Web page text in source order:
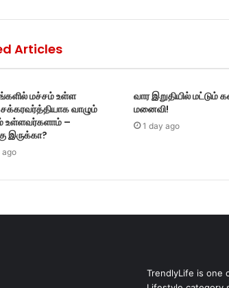
Articles
மச்சம் உள்ள
வாழும்
உள்ளவர்களாம் –
இருக்கா?
ago
வார இறுதியில்
மனைவி!
1 day ago
TrendlyLife is one